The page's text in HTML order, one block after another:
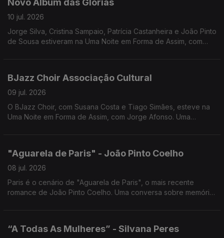
Novo Álbum das Glórias
10 jul. 2026
Jorge Silva, Cristina Sampaio, Patrícia Castanheira e João Pinto
de Sousa estiveram na Uma Noite em Forma de Assim, com
BJazz Choir Associação Cultural
09 jul. 2026
O BJazz Choir, com Susana Costa e Tiago Simães, esteve na
Uma Noite em Forma de Assim, com Jorge Afonso. Uma
"Aguarela de Paris" - João Pinto Coelho
08 jul. 2026
Paris é o cenário de "Aguarela de Paris", o mais recente
romance de João Pinto Coelho. Uma conversa sobre memória,
“A Todas As Mulheres” - Silvana Peres